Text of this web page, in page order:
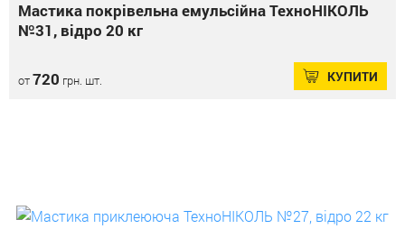
Мастика покрівельна емульсійна ТехноНІКОЛЬ
№31, відро 20 кг
от720 грн. шт. КУПИТИ